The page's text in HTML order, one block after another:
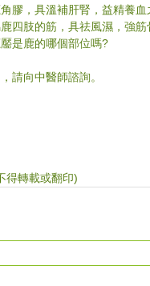
膠，具溫補肝腎，益精養
四肢的筋，具祛風濕，強
是鹿的哪個部位嗎?
請向中醫師諮詢。
得轉載或翻印)